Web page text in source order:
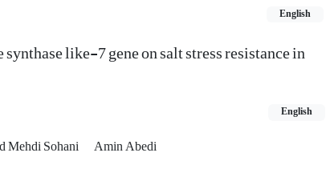
English
like-7 gene on salt stress resistance in
English
Mehdi Sohani
Amin Abedi